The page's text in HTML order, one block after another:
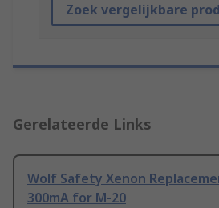
Zoek vergelijkbare
Gerelateerde Links
Wolf Safety Xenon
300mA for M-20